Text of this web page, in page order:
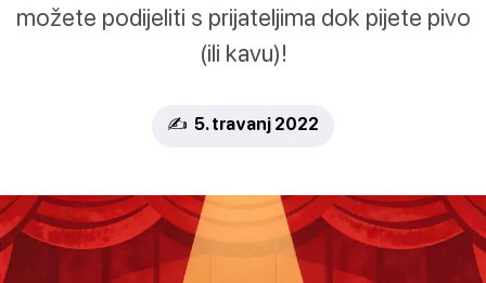
možete podijeliti s prijateljima dok pijete pivo
(ili kavu)!
✍️ 5. travanj 2022